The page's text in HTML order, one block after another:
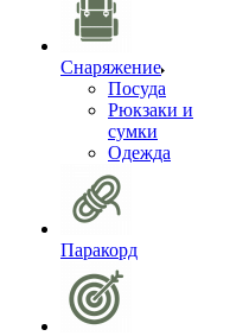
Снаряжение
Посуда
Рюкзаки и
сумки
Одежда
Паракорд